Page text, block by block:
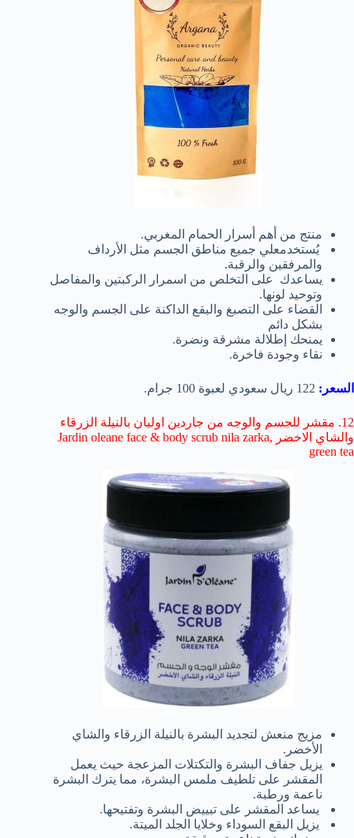
منتج من أهم أسرار الحمام المغربي.
يُستخدمعلي جميع مناطق الجسم مثل الأرداف
والمرفقين والرقبة.
يساعدك على التخلص من اسمرار الركبتين والمفاصل
وتوحيد لونها.
القضاء على التصبغ والبقع الداكنة على الجسم والوجه
بشكل دائم
يمنحك إطلالة مشرقة ونضرة.
نقاء وجودة فاخرة.
السعر: 122 ريال سعودي لعبوة 100 جرام.
12. مقشر للجسم والوجه من جاردين اوليان بالنيلة الزرقاء
والشاي الاخضر Jardin oleane face & body scrub nila zarka,
green tea
مزيج منعش لتجديد البشرة بالنيلة الزرقاء والشاي
الأخضر.
يزيل جفاف البشرة والتكتلات المزعجة حيث يعمل
المقشر على تلطيف ملمس البشرة، مما يترك البشرة
ناعمة ورطبة.
يساعد المقشر على تبييض البشرة وتفتيحها.
يزيل البقع السوداء وخلايا الجلد الميتة.